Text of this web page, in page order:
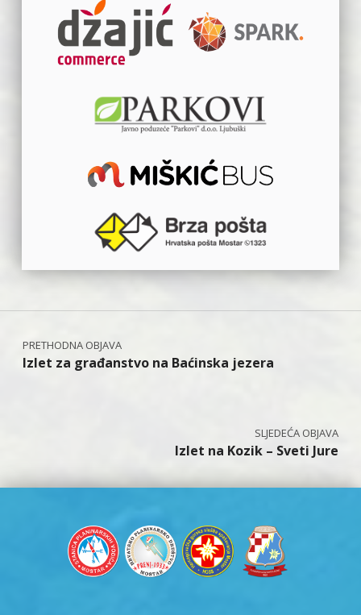
Navigacija objava
Izlet za građanstvo na Baćinska jezera
Izlet na Kozik – Sveti Jure